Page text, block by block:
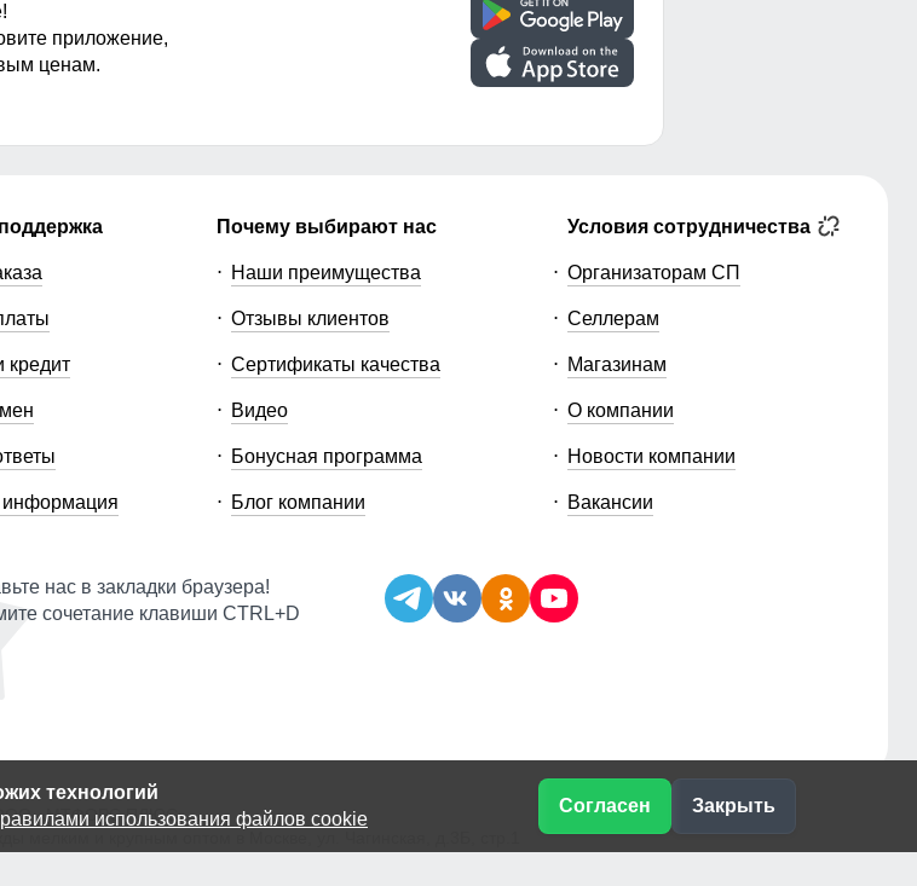
технологий
использования файлов cookie
Согласен Закрыть
приложение,
ценам.
кредит
информация
Почему выбирают нас
Наши преимущества
Отзывы клиентов
Сертификаты качества
Видео
Бонусная программа
Блог компании
Условия сотрудничества
Организаторам СП
Селлерам
Магазинам
О компании
Новости компании
Вакансии
нас в закладки браузера!
сочетание клавиши CTRL+D
ООО «МТФОРС ПЛЮС»